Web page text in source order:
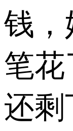
钱，
笔花
还剩